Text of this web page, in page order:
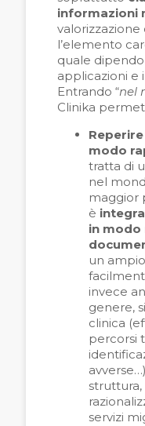
informazioni
l’elemento
quale
applicazioni e
Entrando “nel
Clinika
modo
tratta di
nel
maggior
è
in modo
un
invece
genere,
clinica
percorsi
struttura,
servizi